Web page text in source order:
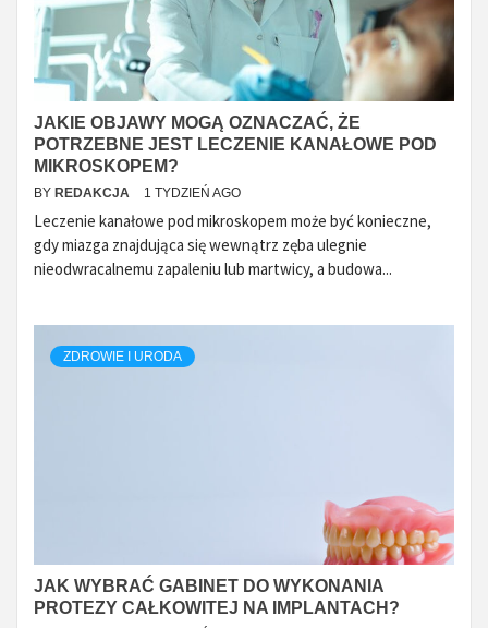
JAKIE OBJAWY MOGĄ OZNACZAĆ, ŻE
POTRZEBNE JEST LECZENIE KANAŁOWE POD
MIKROSKOPEM?
BY REDAKCJA 1 TYDZIEŃ AGO
Leczenie kanałowe pod mikroskopem może być konieczne,
gdy miazga znajdująca się wewnątrz zęba ulegnie
nieodwracalnemu zapaleniu lub martwicy, a budowa...
ZDROWIE I URODA
JAK WYBRAĆ GABINET DO WYKONANIA
PROTEZY CAŁKOWITEJ NA IMPLANTACH?